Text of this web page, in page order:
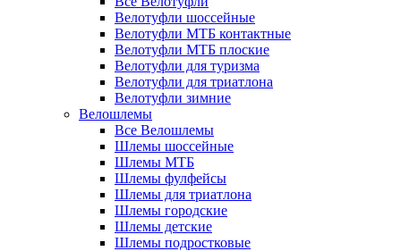
Велотуфли шоссейные
Велотуфли МТБ контактные
Велотуфли МТБ плоские
Велотуфли для туризма
Велотуфли для триатлона
Велотуфли зимние
Велошлемы
Все Велошлемы
Шлемы шоссейные
Шлемы МТБ
Шлемы фулфейсы
Шлемы для триатлона
Шлемы городские
Шлемы детские
Шлемы подростковые